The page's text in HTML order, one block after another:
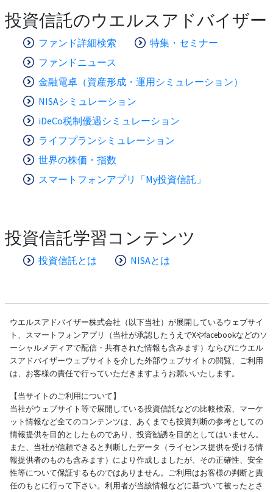
投資信託のウエルスアドバイザー
ファンド詳細検索
特集・セミナー
ファンドニュース
金融電卓（資産形成・運用シミュレーション）
NISAシミュレーション
iDeCo税制優遇シミュレーション
ライフプランシミュレーション
世界の株価・指数
スマートフォンアプリ「My投資信託」
投資信託学習コンテンツ
投資信託とは NISAとは
ウエルスアドバイザー株式会社（以下当社）が展開しているウェブサイ
ト、スマートフォンアプリ（当社が承認したうえでXやfacebookなどのソ
ーシャルメディアで配信・共有された情報も含みます）ならびにウエル
スアドバイザーウェブサイトを介した外部ウェブサイトの閲覧、ご利用
は、お客様の責任で行っていただきますようお願いいたします。
【当サイトのご利用について】
当社がウェブサイト等で展開している投資信託などの比較検索、マーケ
ット情報など全てのコンテンツは、あくまでも投資判断の参考としての
情報提供を目的としたものであり、投資勧誘を目的としてはいません。
また、当社が信頼できると判断したデータ（ライセンス提供を受ける情
報提供者のものも含みます）により作成しましたが、その正確性、安全
性等について保証するものではありません。ご利用はお客様の判断と責
任のもとに行って下さい。利用者が当該情報などに基づいて被ったとさ